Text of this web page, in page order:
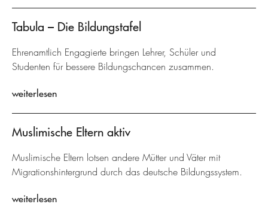
Tabula – Die Bildungstafel
Ehrenamtlich Engagierte bringen Lehrer, Schüler und
Studenten für bessere Bildungschancen zusammen.
weiterlesen
Muslimische Eltern aktiv
Muslimische Eltern lotsen andere Mütter und Väter mit
Migrationshintergrund durch das deutsche Bildungssystem.
weiterlesen